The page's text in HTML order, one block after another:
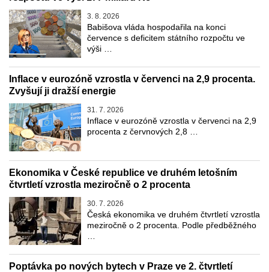
3. 8. 2026
Babišova vláda hospodařila na konci
července s deficitem státního rozpočtu ve
výši …
Inflace v eurozóně vzrostla v červenci na 2,9 procenta.
Zvyšují ji dražší energie
31. 7. 2026
Inflace v eurozóně vzrostla v červenci na 2,9
procenta z červnových 2,8 …
Ekonomika v České republice ve druhém letošním
čtvrtletí vzrostla meziročně o 2 procenta
30. 7. 2026
Česká ekonomika ve druhém čtvrtletí vzrostla
meziročně o 2 procenta. Podle předběžného
Poptávka po nových bytech v Praze ve 2. čtvrtletí